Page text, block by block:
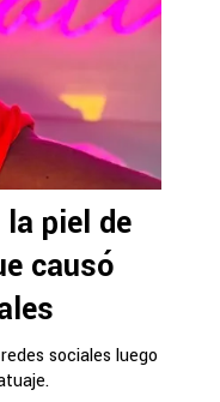
la piel de
causó
sociales luego